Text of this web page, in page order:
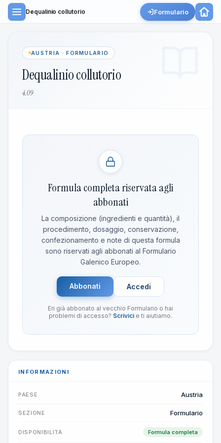
Dequalinio collutorio Formulario
AUSTRIA · FORMULARIO
Dequalinio collutorio
4.09
Formula completa riservata agli
abbonati
La composizione (ingredienti e quantità), il
procedimento, dosaggio, conservazione,
confezionamento e note di questa formula
sono riservati agli abbonati al Formulario
Galenico Europeo.
Abbonati Accedi
Eri già abbonato al vecchio Formulario o hai
problemi di accesso? Scrivici e ti aiutiamo.
INFORMAZIONI
PAESE Austria
SEZIONE Formulario
DISPONIBILITÀ Formula completa